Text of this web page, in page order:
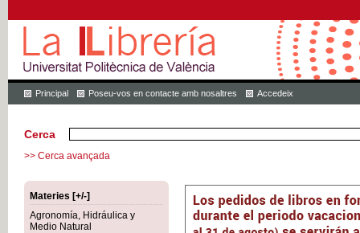
Principal Poseu-vos en contacte amb nosaltres Accedeix
Cerca
>> Cerca avançada
Materies [+/-]
Agronomía, Hidráulica y
Medio Natural